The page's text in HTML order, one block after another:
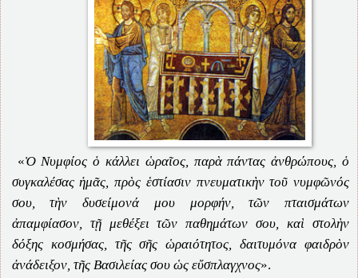
«Ὁ Νυμφίος ὁ κάλλει ὡραῖος, παρὰ πάντας ἀνθρώπους, ὁ
συγκαλέσας ἡμᾶς, πρὸς ἑστίασιν πνευματικὴν τοῦ νυμφῶνός
σου, τὴν δυσείμονά μου μορφήν, τῶν πταισμάτων
ἀπαμφίασον, τῇ μεθέξει τῶν παθημάτων σου, καὶ στολὴν
δόξης κοσμήσας, τῆς σῆς ὡραιότητος, δαιτυμόνα φαιδρὸν
ἀνάδειξον, τῆς Βασιλείας σου ὡς εὔσπλαγχνος».